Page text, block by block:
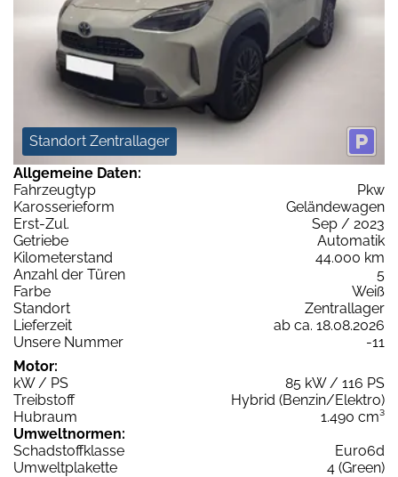
Standort Zentrallager
Allgemeine Daten:
Fahrzeugtyp
Pkw
Karosserieform
Geländewagen
Erst-Zul.
Sep / 2023
Getriebe
Automatik
Kilometerstand
44.000 km
Anzahl der Türen
5
Farbe
Weiß
Standort
Zentrallager
Lieferzeit
ab ca. 18.08.2026
Unsere Nummer
-11
Motor:
kW / PS
85 kW / 116 PS
Treibstoff
Hybrid (Benzin/Elektro)
Hubraum
1.490 cm³
Umweltnormen:
Schadstoffklasse
Euro6d
Umweltplakette
4 (Green)